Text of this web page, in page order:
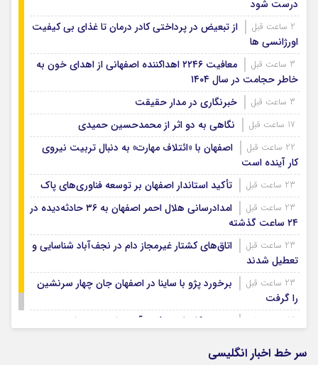
درست شود
از تبعیض در پرداختی کادر درمان تا غذای بی کیفیت
اورژانسی ها
معافیت ۲۲۴۶ اهداکننده اصفهانی از اهدای خون به
خاطر حجامت در سال ۱۴۰۴
خبرنگاری در مدار حقیقت
نگاهی به دو اثر از محمدحسین حمیدی
اصفهان با «ائتلاف مهارت» به دنبال تربیت نیروی
کار آینده است
تأکید استاندار اصفهان بر توسعه فناوری‌های پاک
امدادرسانی هلال احمر اصفهان به ۳۶ حادثه‌دیده در
۲۴ ساعت گذشته
اتاق‌های کشتار غیرمجاز دام در نجف‌آباد شناسایی و
تعطیل شدند
برخورد پژو با ساینا در اصفهان جان چهار سرنشین
را گرفت
ویسی: کار با تیم ذوب آهن را دوست دارم
سر خط اخبار انگلیسی